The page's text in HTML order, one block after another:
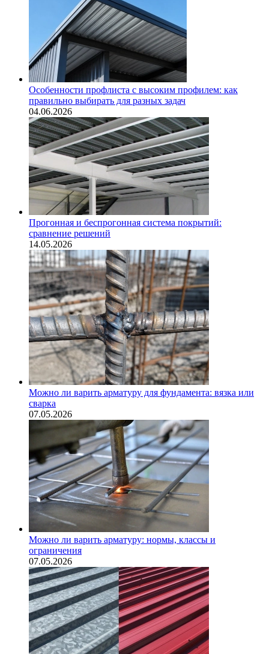
Особенности профлиста с высоким профилем: как
правильно выбирать для разных задач
04.06.2026
Прогонная и беспрогонная система покрытий:
сравнение решений
14.05.2026
Можно ли варить арматуру для фундамента: вязка или
сварка
07.05.2026
Можно ли варить арматуру: нормы, классы и
ограничения
07.05.2026